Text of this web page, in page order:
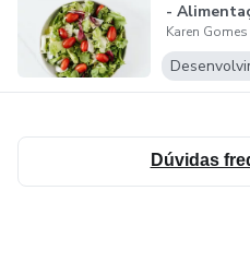
-
Karen Gomes
Dúvidas